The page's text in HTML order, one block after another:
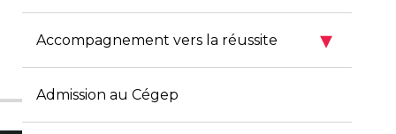
Accompagnement vers la réussite ▾
Admission au Cégep